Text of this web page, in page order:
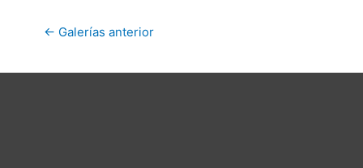
← Galerías anterior